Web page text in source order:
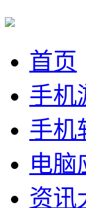
首页
手机
手机
电脑
资讯